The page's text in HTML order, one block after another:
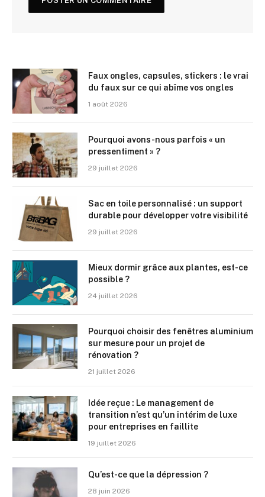
Faux ongles, capsules, stickers : le vrai
du faux sur ce qui abîme vos ongles
1 août 2026
Pourquoi avons-nous parfois « un
pressentiment » ?
29 juillet 2026
Sac en toile personnalisé : un support
durable pour développer votre visibilité
29 juillet 2026
Mieux dormir grâce aux plantes, est-ce
possible ?
24 juillet 2026
Pourquoi choisir des fenêtres aluminium
sur mesure pour un projet de
rénovation ?
21 juillet 2026
Idée reçue : Le management de
transition n’est qu’un intérim de luxe
pour entreprises en faillite
19 juillet 2026
Qu’est-ce que la dépression ?
28 juin 2026